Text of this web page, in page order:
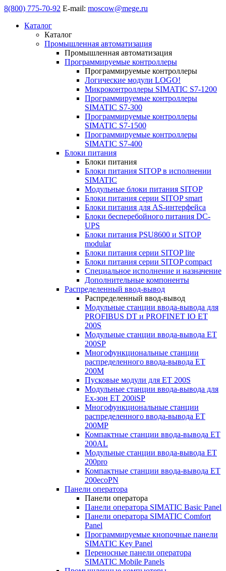
8(800) 775-70-92 E-mail: moscow@mege.ru
Каталог
Каталог
Промышленная автоматизация
Промышленная автоматизация
Программируемые контроллеры
Программируемые контроллеры
Логические модули LOGO!
Микроконтроллеры SIMATIC S7-1200
Программируемые контроллеры
SIMATIC S7-300
Программируемые контроллеры
SIMATIC S7-1500
Программируемые контроллеры
SIMATIC S7-400
Блоки питания
Блоки питания
Блоки питания SITOP в исполнении
SIMATIC
Модульные блоки питания SITOP
Блоки питания серии SITOP smart
Блоки питания для AS-интерфейса
Блоки бесперебойного питания DC-
UPS
Блоки питания PSU8600 и SITOP
modular
Блоки питания серии SITOP lite
Блоки питания серии SITOP compact
Специальное исполнение и назначение
Дополнительные компоненты
Распределенный ввод-вывод
Распределенный ввод-вывод
Модульные станции ввода-вывода для
PROFIBUS DT и PROFINET IO ET
200S
Модульные станции ввода-вывода ET
200SP
Многофункциональные станции
распределенного ввода-вывода ET
200M
Пусковые модули для ET 200S
Модульные станции ввода-вывода для
Ex-зон ET 200iSP
Многофункциональные станции
распределенного ввода-вывода ET
200MP
Компактные станции ввода-вывода ET
200AL
Модульные станции ввода-вывода ET
200pro
Компактные станции ввода-вывода ET
200ecoPN
Панели оператора
Панели оператора
Панели оператора SIMATIC Basic Panel
Панели оператора SIMATIC Comfort
Panel
Программируемые кнопочные панели
SIMATIC Key Panel
Переносные панели оператора
SIMATIC Mobile Panels